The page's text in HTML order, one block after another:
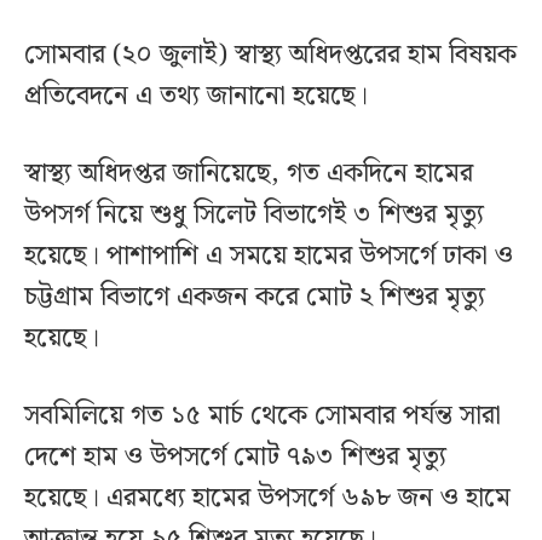
সোমবার (২০ জুলাই) স্বাস্থ্য অধিদপ্তরের হাম বিষয়ক
প্রতিবেদনে এ তথ্য জানানো হয়েছে।
স্বাস্থ্য অধিদপ্তর জানিয়েছে, গত একদিনে হামের
উপসর্গ নিয়ে শুধু সিলেট বিভাগেই ৩ শিশুর মৃত্যু
হয়েছে। পাশাপাশি এ সময়ে হামের উপসর্গে ঢাকা ও
চট্টগ্রাম বিভাগে একজন করে মোট ২ শিশুর মৃত্যু
হয়েছে।
সবমিলিয়ে গত ১৫ মার্চ থেকে সোমবার পর্যন্ত সারা
দেশে হাম ও উপসর্গে মোট ৭৯৩ শিশুর মৃত্যু
হয়েছে। এরমধ্যে হামের উপসর্গে ৬৯৮ জন ও হামে